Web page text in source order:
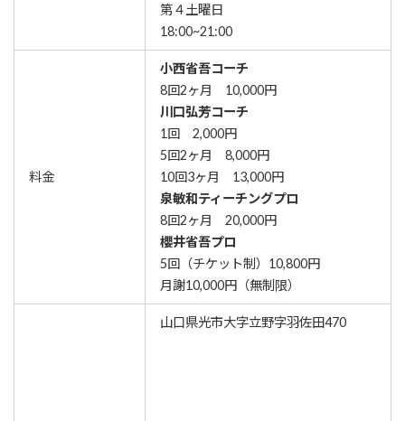
第４土曜日
18:00~21:00
料金
小西省吾コーチ
8回2ヶ月 10,000円
川口弘芳コーチ
1回 2,000円
5回2ヶ月 8,000円
10回3ヶ月 13,000円
泉敏和ティーチングプロ
8回2ヶ月 20,000円
櫻井省吾プロ
5回（チケット制）10,800円
月謝10,000円（無制限）
山口県光市大字立野字羽佐田470